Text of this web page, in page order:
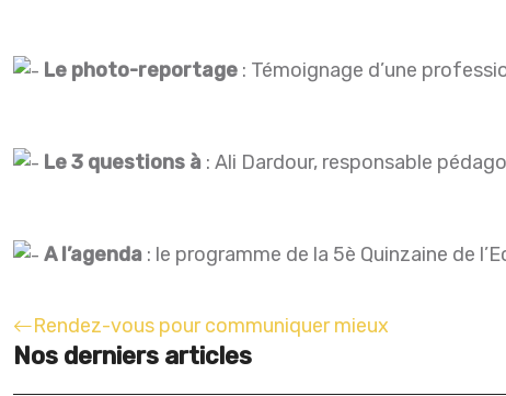
Le photo-reportage : Témoignage d’une
Le 3 questions à : Ali Dardour, responsable
A l’agenda : le programme de la 5è Quinzaine de
Rendez-vous pour communiquer mieux
Nos derniers articles